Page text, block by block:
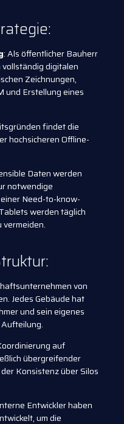
: Als öffentlicher Bauherr
digitalen
Zeichnungen,
und Erstellung eines
findet die
hochsicheren Offline-
Daten werden
notwendige
Need-to-know-
werden täglich
vermeiden.
von
Jedes Gebäude hat
und sein eigenes
auf
übergreifender
Konsistenz über Silos
Entwickler haben
um die